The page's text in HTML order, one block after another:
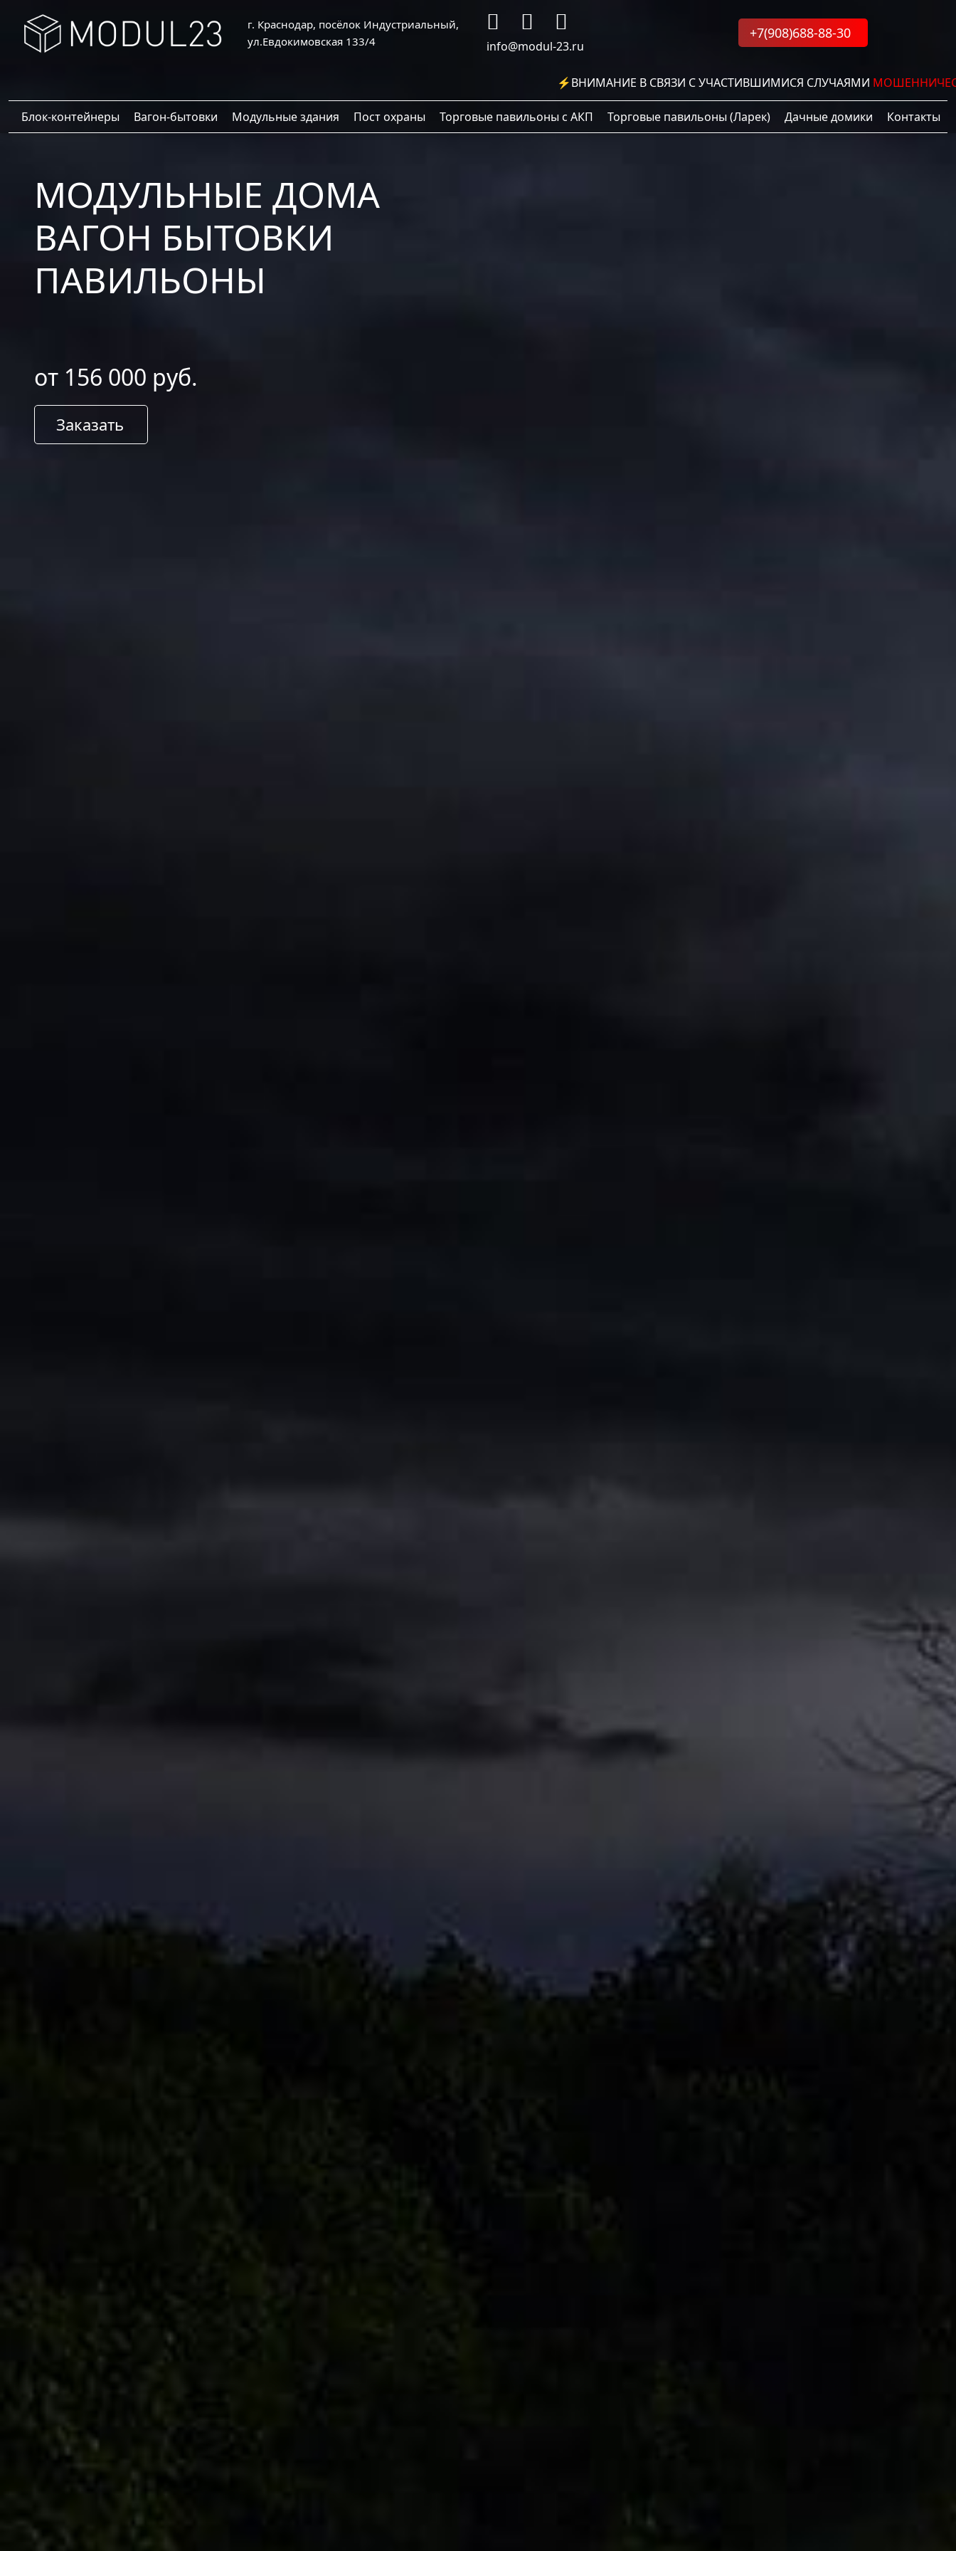
г. Краснодар, посёлок Индустриальный,
ул.Евдокимовская 133/4
info@modul-23.ru
+7(908)688-88-30
⚡ВНИМАНИЕ В СВЯЗИ С УЧАСТИВШИМИСЯ СЛУЧАЯМИ
Блок-контейнеры Вагон-бытовки Модульные здания Пост охраны Торговые павильоны с АКП Торговые павильоны (Ларек) Дачные домики Контакты
МОДУЛЬНЫЕ ДОМА
ВАГОН БЫТОВКИ
ПАВИЛЬОНЫ
от 156 000 руб.
Заказать